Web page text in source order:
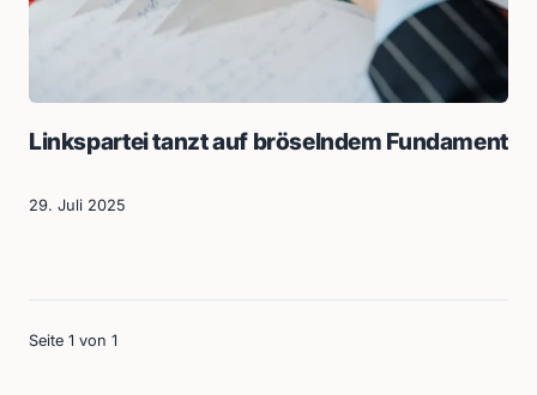
Linkspartei tanzt auf bröselndem Fundament
29. Juli 2025
Seite 1 von 1